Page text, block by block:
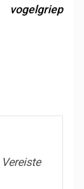
vogelgriep
Vereiste